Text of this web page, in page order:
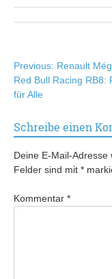
Previous: Renault
Red Bull Racing RB8:
für Alle
Schreibe einen
Deine E-Mail-Adresse
Felder sind mit *
Kommentar *